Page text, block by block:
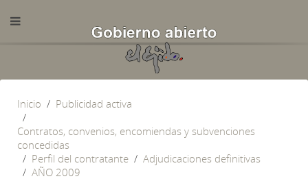
Inicio
Publicidad activa
Contratos, convenios, encomiendas y subvenciones
concedidas
Perfil del contratante
Adjudicaciones definitivas
AÑO 2009